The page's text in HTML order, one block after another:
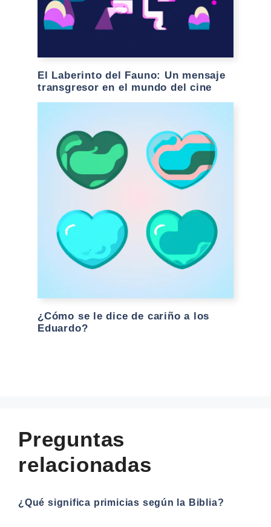
El Laberinto del Fauno: Un mensaje
transgresor en el mundo del cine
¿Cómo se le dice de cariño a los
Eduardo?
Preguntas
relacionadas
¿Qué significa primicias según la Biblia?